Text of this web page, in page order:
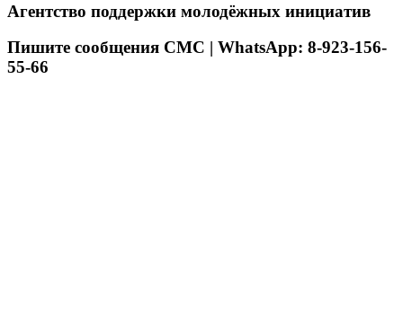
Агентство поддержки молодёжных инициатив
Пишите сообщения СМС | WhatsApp: 8-923-156-
55-66